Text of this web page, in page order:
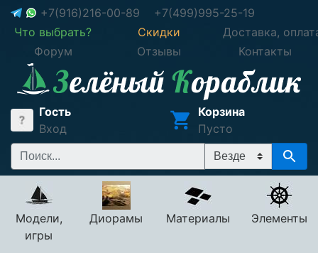
+7(916)216-00-89
+7(499)995-25-19
Что выбрать?
Скидки
Доставка,
Форум
Отзывы Контакты
Гость
Вход
Корзина
Пусто
Модели,
игры
Диорамы Материалы Элементы